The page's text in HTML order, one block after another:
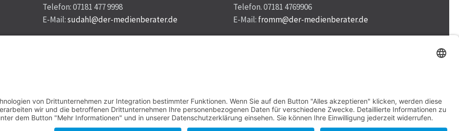
Telefon: 07181 477 9998
E-Mail:sudahl@der-medienberater.de
Telefon. 07181 4769906
E-Mail: fromm@der-medienberater.de